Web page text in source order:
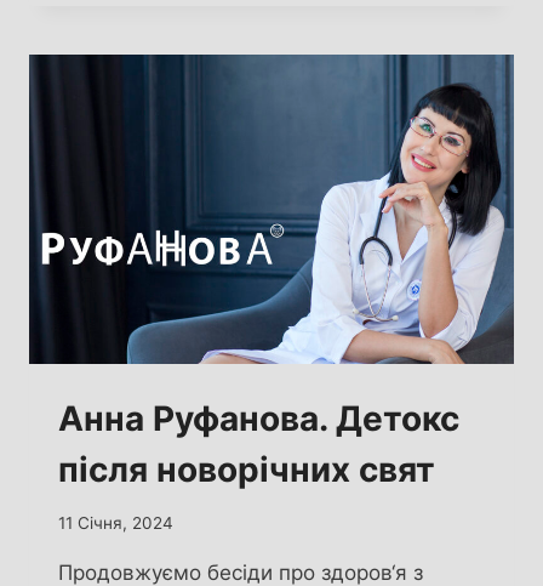
ІНСТРУМЕНТ,
Анна Руфанова. Детокс
після новорічних свят
11 Січня, 2024
Продовжуємо бесіди про здоров‘я з